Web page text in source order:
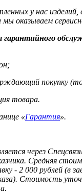
у нас
мы оказываем
гарантийного
покупку
товара.
«Гарантия».
через
Средняя
- 2 000 рублей (в
Стоимость